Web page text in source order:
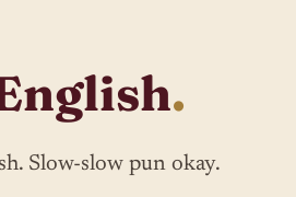
.
Slow-slow pun okay.